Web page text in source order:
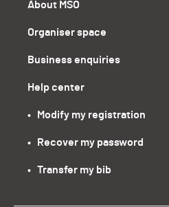
About MSO
Organiser space
Business enquiries
Help center
•   Modify my registration
•   Recover my password
•   Transfer my bib